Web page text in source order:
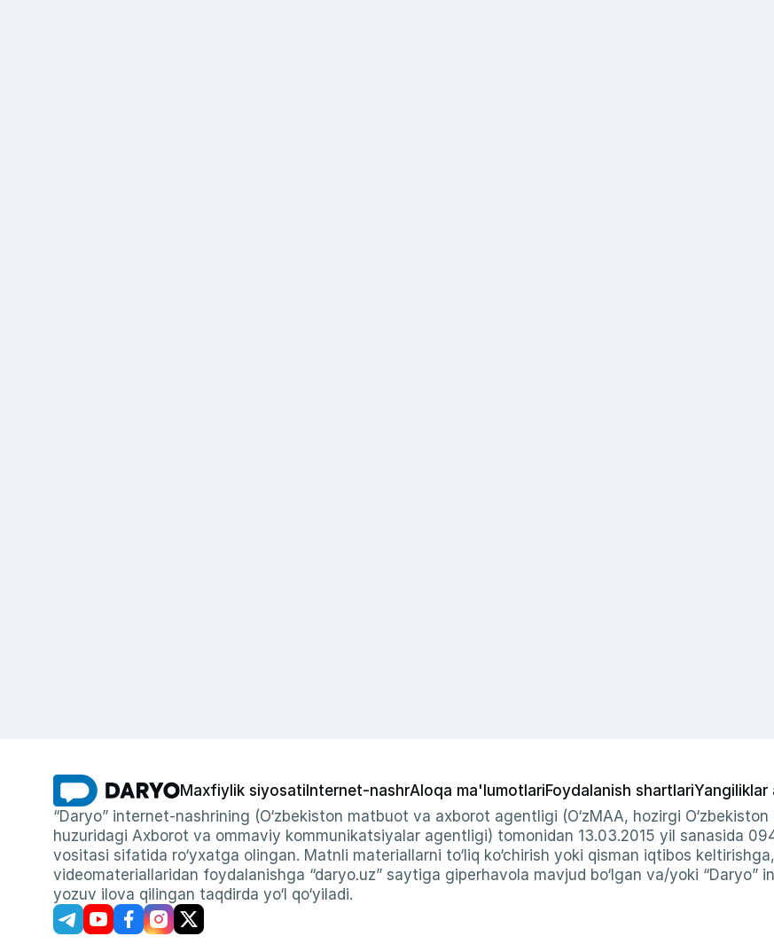
Maxfiylik siyosati Internet-nashrAloqa ma'lumotlariFoydalanish shartlariYangiliklar
“Daryo” internet-nashrining (O‘zbekiston matbuot va axborot agentligi (O‘zMAA, hozirgi
huzuridagi Axborot va ommaviy kommunikatsiyalar agentligi) tomonidan 13.03.2015 yil sanasida
vositasi sifatida ro‘yxatga olingan. Matnli materiallarni to‘liq ko‘chirish yoki qisman iqtibos
videomateriallaridan foydalanishga “daryo.uz” saytiga giperhavola mavjud bo‘lgan va/yoki “Daryo”
yozuv ilova qilingan taqdirda yo‘l qo‘yiladi.